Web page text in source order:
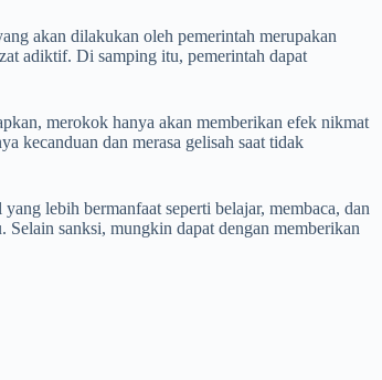
akan dilakukan oleh pemerintah merupakan
adiktif. Di samping itu, pemerintah dapat
merokok hanya akan memberikan efek nikmat
kecanduan dan merasa gelisah saat tidak
lebih bermanfaat seperti belajar, membaca, dan
sanksi, mungkin dapat dengan memberikan